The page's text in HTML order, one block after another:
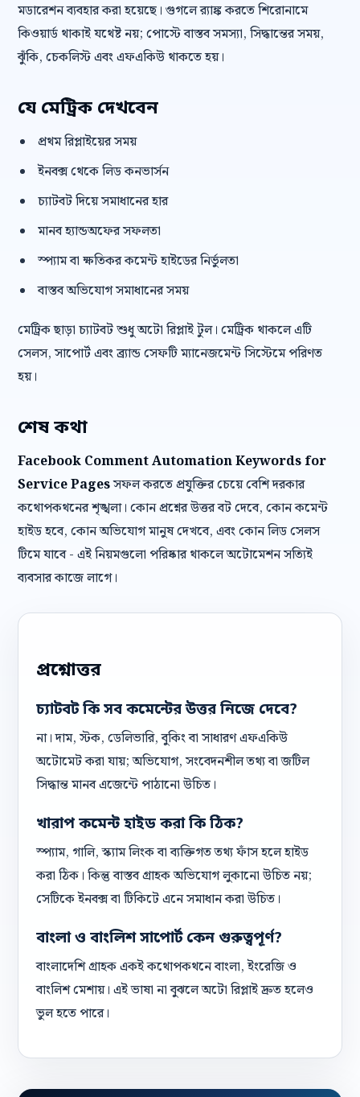
মডারেশন ব্যবহার করা হয়েছে। গুগলে র‍্যাঙ্ক করতে শিরোনামে
কিওয়ার্ড থাকাই যথেষ্ট নয়; পোস্টে বাস্তব সমস্যা, সিদ্ধান্তের সময়,
ঝুঁকি, চেকলিস্ট এবং এফএকিউ থাকতে হয়।
যে মেট্রিক দেখবেন
প্রথম রিপ্লাইয়ের সময়
ইনবক্স থেকে লিড কনভার্সন
চ্যাটবট দিয়ে সমাধানের হার
মানব হ্যান্ডঅফের সফলতা
স্প্যাম বা ক্ষতিকর কমেন্ট হাইডের নির্ভুলতা
বাস্তব অভিযোগ সমাধানের সময়
মেট্রিক ছাড়া চ্যাটবট শুধু অটো রিপ্লাই টুল। মেট্রিক থাকলে এটি
সেলস, সাপোর্ট এবং ব্র্যান্ড সেফটি ম্যানেজমেন্ট সিস্টেমে পরিণত
হয়।
শেষ কথা
Facebook Comment Automation Keywords for
Service Pagesসফল করতে প্রযুক্তির চেয়ে বেশি দরকার
কথোপকথনের শৃঙ্খলা। কোন প্রশ্নের উত্তর বট দেবে, কোন কমেন্ট
হাইড হবে, কোন অভিযোগ মানুষ দেখবে, এবং কোন লিড সেলস
টিমে যাবে - এই নিয়মগুলো পরিষ্কার থাকলে অটোমেশন সত্যিই
ব্যবসার কাজে লাগে।
প্রশ্নোত্তর
চ্যাটবট কি সব কমেন্টের উত্তর নিজে দেবে?
না। দাম, স্টক, ডেলিভারি, বুকিং বা সাধারণ এফএকিউ
অটোমেট করা যায়; অভিযোগ, সংবেদনশীল তথ্য বা জটিল
সিদ্ধান্ত মানব এজেন্টে পাঠানো উচিত।
খারাপ কমেন্ট হাইড করা কি ঠিক?
স্প্যাম, গালি, স্ক্যাম লিংক বা ব্যক্তিগত তথ্য ফাঁস হলে হাইড
করা ঠিক। কিন্তু বাস্তব গ্রাহক অভিযোগ লুকানো উচিত নয়;
সেটিকে ইনবক্স বা টিকিটে এনে সমাধান করা উচিত।
বাংলা ও বাংলিশ সাপোর্ট কেন গুরুত্বপূর্ণ?
বাংলাদেশি গ্রাহক একই কথোপকথনে বাংলা, ইংরেজি ও
বাংলিশ মেশায়। এই ভাষা না বুঝলে অটো রিপ্লাই দ্রুত হলেও
ভুল হতে পারে।